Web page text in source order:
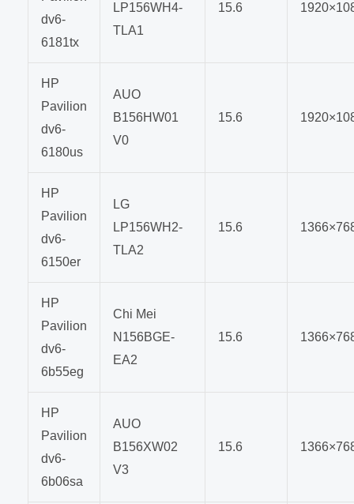
dv6-
6181tx
LP156WH4-
TLA1
15.6
HP
Pavilion
dv6-
6180us
AUO
B156HW01
V0
15.6
HP
Pavilion
dv6-
6150er
LG
LP156WH2-
TLA2
15.6
HP
Pavilion
dv6-
6b55eg
Chi Mei
N156BGE-
EA2
15.6
HP
Pavilion
dv6-
6b06sa
AUO
B156XW02
V3
15.6